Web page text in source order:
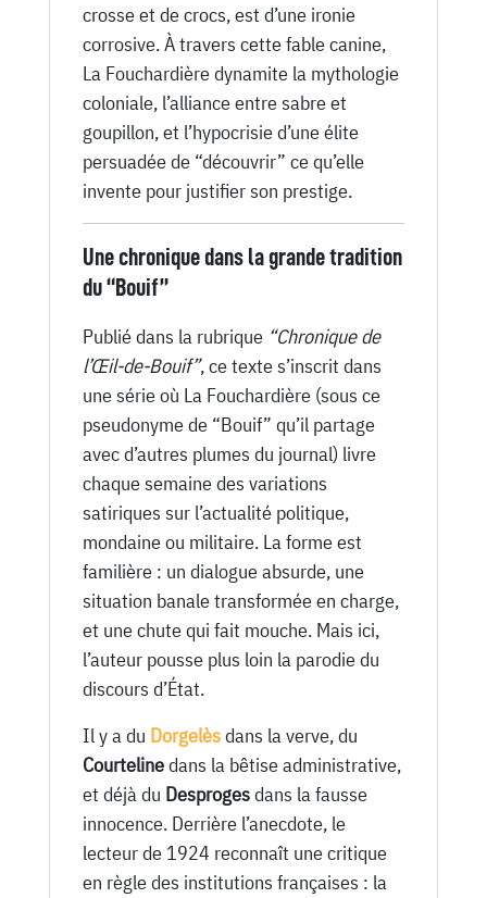
crosse et de crocs, est d’une ironie
corrosive. À travers cette fable canine,
La Fouchardière dynamite la mythologie
coloniale, l’alliance entre sabre et
goupillon, et l’hypocrisie d’une élite
persuadée de “découvrir” ce qu’elle
invente pour justifier son prestige.
Une chronique dans la grande tradition
du “Bouif”
Publié dans la rubrique “Chronique de
l’Œil-de-Bouif”, ce texte s’inscrit dans
une série où La Fouchardière (sous ce
pseudonyme de “Bouif” qu’il partage
avec d’autres plumes du journal) livre
chaque semaine des variations
satiriques sur l’actualité politique,
mondaine ou militaire. La forme est
familière : un dialogue absurde, une
situation banale transformée en charge,
et une chute qui fait mouche. Mais ici,
l’auteur pousse plus loin la parodie du
discours d’État.
Il y a du Dorgelèsdans la verve, du
Courtelinedans la bêtise administrative,
et déjà du Desprogesdans la fausse
innocence. Derrière l’anecdote, le
lecteur de 1924 reconnaît une critique
en règle des institutions françaises : la